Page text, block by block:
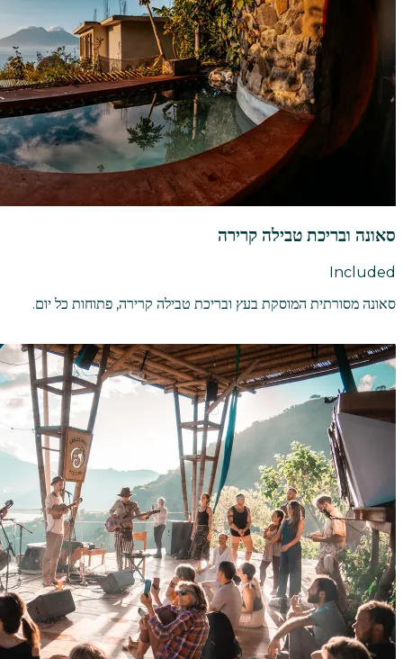
סאונה ובריכת טבילה קרירה
Included
סאונה מסורתית המוסקת בעץ ובריכת טבילה קרירה, פתוחות כל יום.